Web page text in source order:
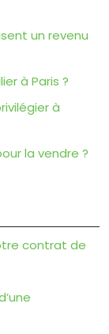
un revenu
à Paris ?
à
la vendre ?
contrat de